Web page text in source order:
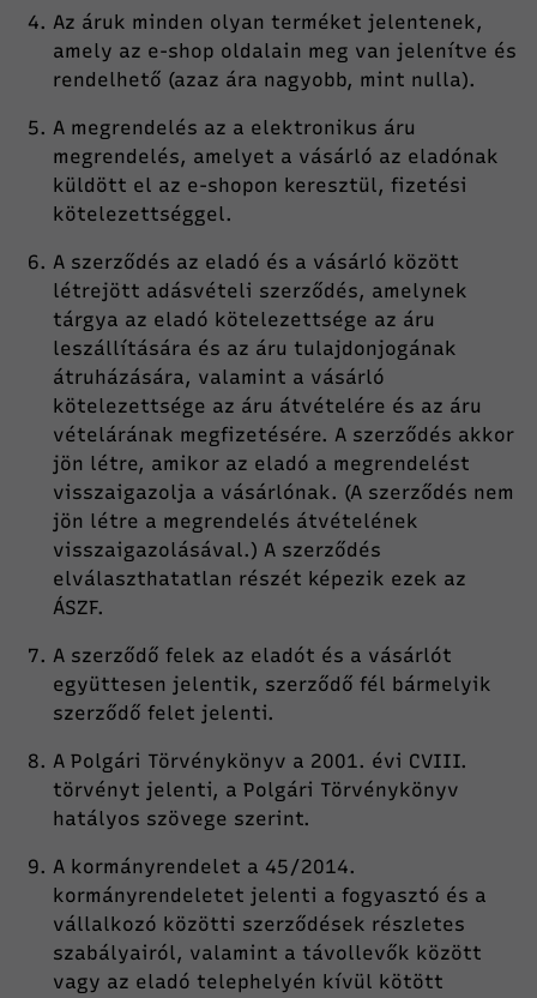
Az áruk minden olyan terméket jelentenek,
amely az e-shop oldalain meg van jelenítve és
rendelhető (azaz ára nagyobb, mint nulla).
A megrendelés az a elektronikus áru
megrendelés, amelyet a vásárló az eladónak
küldött el az e-shopon keresztül, fizetési
kötelezettséggel.
A szerződés az eladó és a vásárló között
létrejött adásvételi szerződés, amelynek
tárgya az eladó kötelezettsége az áru
leszállítására és az áru tulajdonjogának
átruházására, valamint a vásárló
kötelezettsége az áru átvételére és az áru
vételárának megfizetésére. A szerződés akkor
jön létre, amikor az eladó a megrendelést
visszaigazolja a vásárlónak. (A szerződés nem
jön létre a megrendelés átvételének
visszaigazolásával.) A szerződés
elválaszthatatlan részét képezik ezek az
ÁSZF.
A szerződő felek az eladót és a vásárlót
együttesen jelentik, szerződő fél bármelyik
szerződő felet jelenti.
A Polgári Törvénykönyv a 2001. évi CVIII.
törvényt jelenti, a Polgári Törvénykönyv
hatályos szövege szerint.
A kormányrendelet a 45/2014.
kormányrendeletet jelenti a fogyasztó és a
vállalkozó közötti szerződések részletes
szabályairól, valamint a távollevők között
vagy az eladó telephelyén kívül kötött